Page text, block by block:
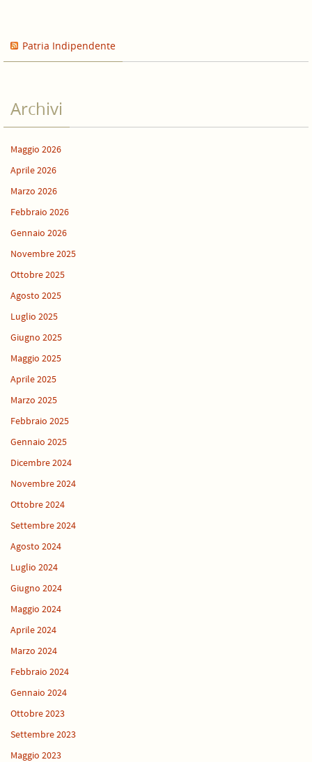
Patria Indipendente
Archivi
Maggio 2026
Aprile 2026
Marzo 2026
Febbraio 2026
Gennaio 2026
Novembre 2025
Ottobre 2025
Agosto 2025
Luglio 2025
Giugno 2025
Maggio 2025
Aprile 2025
Marzo 2025
Febbraio 2025
Gennaio 2025
Dicembre 2024
Novembre 2024
Ottobre 2024
Settembre 2024
Agosto 2024
Luglio 2024
Giugno 2024
Maggio 2024
Aprile 2024
Marzo 2024
Febbraio 2024
Gennaio 2024
Ottobre 2023
Settembre 2023
Maggio 2023